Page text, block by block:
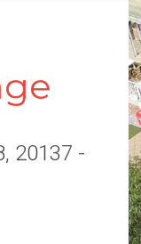
, 20137 -